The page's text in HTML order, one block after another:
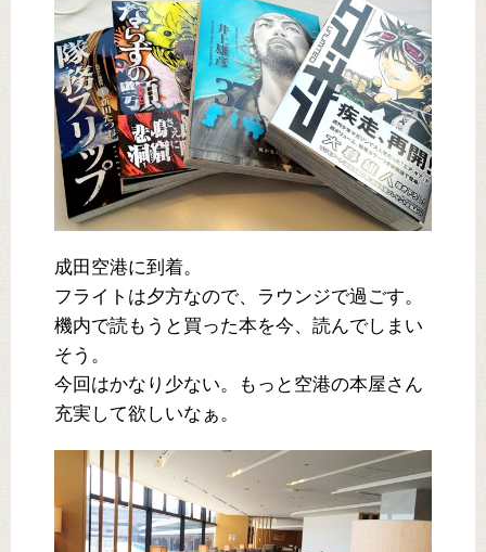
成田空港に到着。
フライトは夕方なので、ラウンジで過ごす。
機内で読もうと買った本を今、読んでしまい
そう。
今回はかなり少ない。もっと空港の本屋さん
充実して欲しいなぁ。